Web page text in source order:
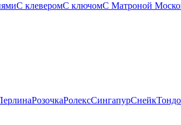
С клеверомС ключомС Матроной
РозочкаРолексСингапурСнейкТондо